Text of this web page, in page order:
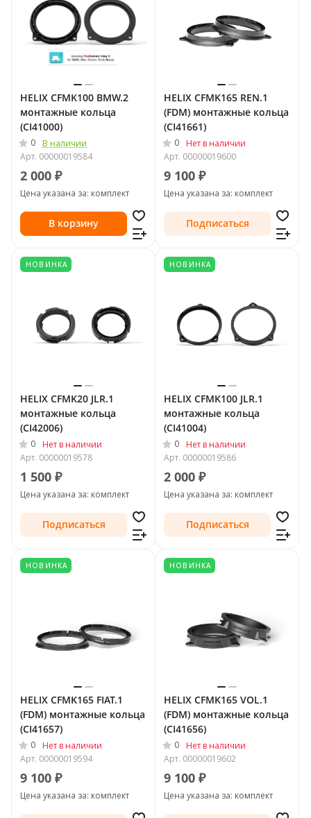
HELIX CFMK100 BMW.2
монтажные кольца
(CI41000)
0
В наличии
Арт. 00000019584
2 000 ₽
Цена указана за: комплект
В корзину
HELIX CFMK165 REN.1
(FDM) монтажные кольца
(CI41661)
0
Нет в наличии
Арт. 00000019600
9 100 ₽
Цена указана за: комплект
Подписаться
НОВИНКА
HELIX CFMK20 JLR.1
монтажные кольца
(CI42006)
0
Нет в наличии
Арт. 00000019578
1 500 ₽
Цена указана за: комплект
Подписаться
НОВИНКА
HELIX CFMK100 JLR.1
монтажные кольца
(CI41004)
0
Нет в наличии
Арт. 00000019586
2 000 ₽
Цена указана за: комплект
Подписаться
НОВИНКА
HELIX CFMK165 FIAT.1
(FDM) монтажные кольца
(CI41657)
0
Нет в наличии
Арт. 00000019594
9 100 ₽
Цена указана за: комплект
НОВИНКА
HELIX CFMK165 VOL.1
(FDM) монтажные кольца
(CI41656)
0
Нет в наличии
Арт. 00000019602
9 100 ₽
Цена указана за: комплект